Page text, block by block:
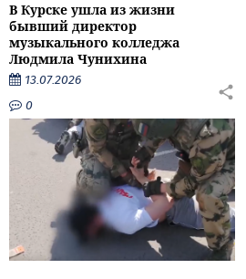
В Курске ушла из жизни
бывший директор
музыкального колледжа
Людмила Чунихина
13.07.2026
0